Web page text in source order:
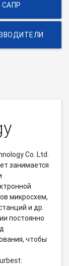
САПР
Co. Ltd.
занимается
микросхем,
и др.
постоянно
чтобы